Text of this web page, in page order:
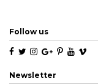
Follow us
Newsletter